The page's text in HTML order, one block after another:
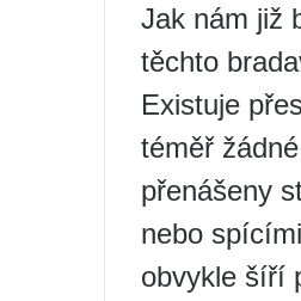
Jak nám již
těchto
Existuje
téměř
přenášeny
nebo
obvykle šíří